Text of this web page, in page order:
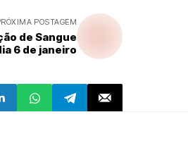
POSTAGEM
de Sangue
6 de janeiro